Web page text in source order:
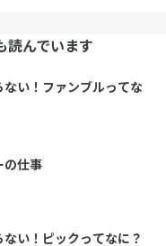
読んでいます
い！ファンブルってな
の仕事
い！ピックってなに？